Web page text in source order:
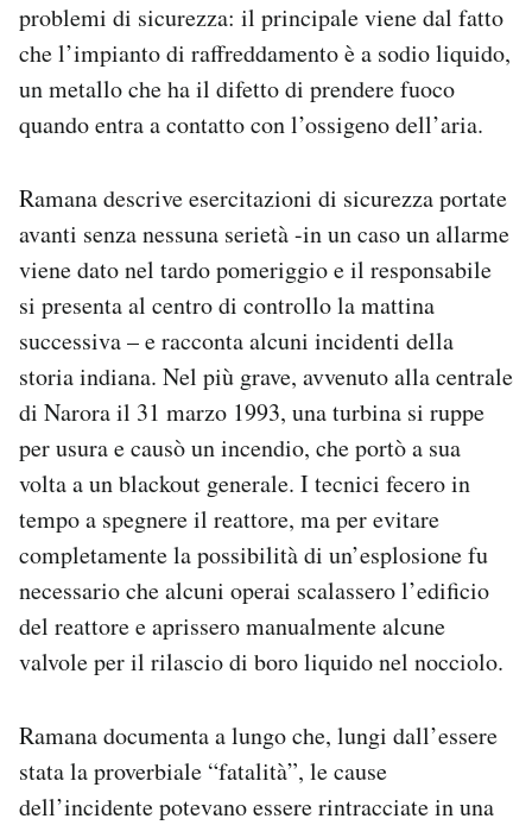
problemi di sicurezza: il principale viene dal fatto
che l’impianto di raffreddamento è a sodio liquido,
un metallo che ha il difetto di prendere fuoco
quando entra a contatto con l’ossigeno dell’aria.
Ramana descrive esercitazioni di sicurezza portate
avanti senza nessuna serietà -in un caso un allarme
viene dato nel tardo pomeriggio e il responsabile
si presenta al centro di controllo la mattina
successiva – e racconta alcuni incidenti della
storia indiana. Nel più grave, avvenuto alla centrale
di Narora il 31 marzo 1993, una turbina si ruppe
per usura e causò un incendio, che portò a sua
volta a un blackout generale. I tecnici fecero in
tempo a spegnere il reattore, ma per evitare
completamente la possibilità di un’esplosione fu
necessario che alcuni operai scalassero l’edificio
del reattore e aprissero manualmente alcune
valvole per il rilascio di boro liquido nel nocciolo.
Ramana documenta a lungo che, lungi dall’essere
stata la proverbiale “fatalità”, le cause
dell’incidente potevano essere rintracciate in una